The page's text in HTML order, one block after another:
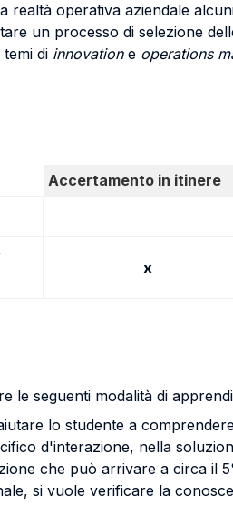
realtà operativa aziendale
un processo di selezione
di innovation e operations
Accertamento in itinere
x
le seguenti modalità di
lo studente a
d'interazione, nella
che può arrivare a circa il
si vuole verificare la